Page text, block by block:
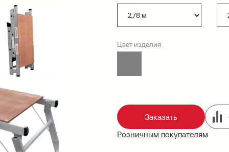
Цвет изделия
Заказать
Розничным покупателям